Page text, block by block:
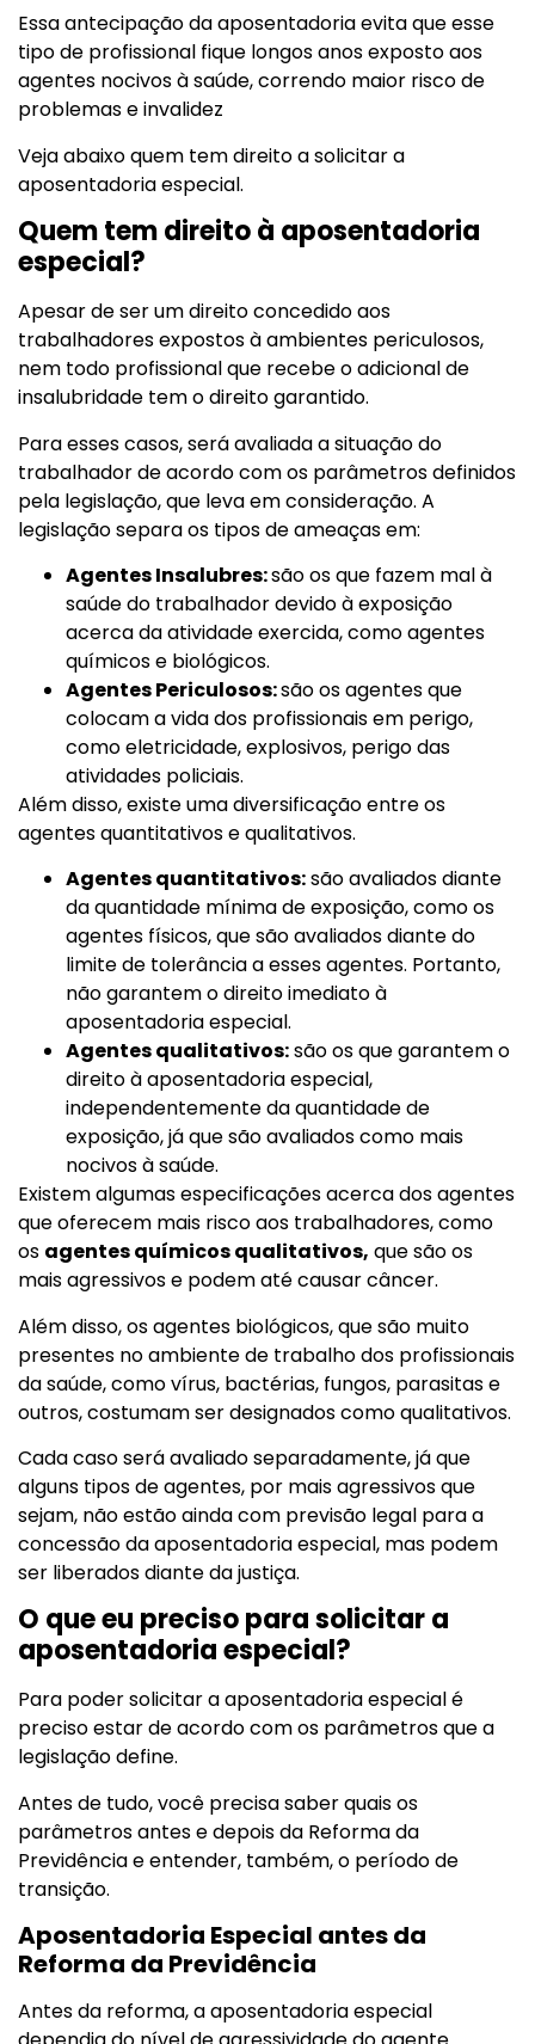
Essa antecipação da aposentadoria evita que esse
tipo de profissional fique longos anos exposto aos
agentes nocivos à saúde, correndo maior risco de
problemas e invalidez
Veja abaixo quem tem direito a solicitar a
aposentadoria especial.
Quem tem direito à aposentadoria
especial?
Apesar de ser um direito concedido aos
trabalhadores expostos à ambientes periculosos,
nem todo profissional que recebe o adicional de
insalubridade tem o direito garantido.
Para esses casos, será avaliada a situação do
trabalhador de acordo com os parâmetros definidos
pela legislação, que leva em consideração. A
legislação separa os tipos de ameaças em:
Agentes Insalubres:são os que fazem mal à
saúde do trabalhador devido à exposição
acerca da atividade exercida, como agentes
químicos e biológicos.
Agentes Periculosos:são os agentes que
colocam a vida dos profissionais em perigo,
como eletricidade, explosivos, perigo das
atividades policiais.
Além disso, existe uma diversificação entre os
agentes quantitativos e qualitativos.
Agentes quantitativos:são avaliados diante
da quantidade mínima de exposição, como os
agentes físicos, que são avaliados diante do
limite de tolerância a esses agentes. Portanto,
não garantem o direito imediato à
aposentadoria especial.
Agentes qualitativos:são os que garantem o
direito à aposentadoria especial,
independentemente da quantidade de
exposição, já que são avaliados como mais
nocivos à saúde.
Existem algumas especificações acerca dos agentes
que oferecem mais risco aos trabalhadores, como
os agentes químicos qualitativos, que são os
mais agressivos e podem até causar câncer.
Além disso, os agentes biológicos, que são muito
presentes no ambiente de trabalho dos profissionais
da saúde, como vírus, bactérias, fungos, parasitas e
outros, costumam ser designados como qualitativos.
Cada caso será avaliado separadamente, já que
alguns tipos de agentes, por mais agressivos que
sejam, não estão ainda com previsão legal para a
concessão da aposentadoria especial, mas podem
ser liberados diante da justiça.
O que eu preciso para solicitar a
aposentadoria especial?
Para poder solicitar a aposentadoria especial é
preciso estar de acordo com os parâmetros que a
legislação define.
Antes de tudo, você precisa saber quais os
parâmetros antes e depois da Reforma da
Previdência e entender, também, o período de
transição.
Aposentadoria Especial antes da
Reforma da Previdência
Antes da reforma, a aposentadoria especial